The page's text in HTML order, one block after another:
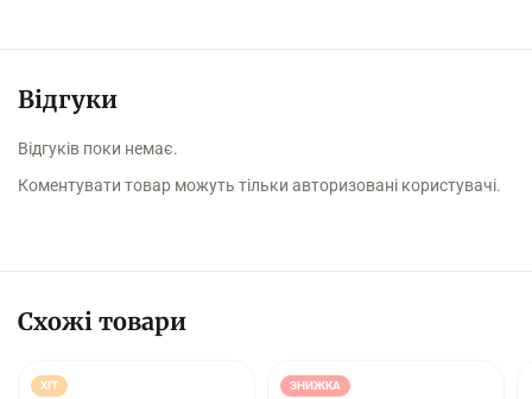
Відгуки
Відгуків поки немає.
Коментувати товар можуть тільки авторизовані користувачі.
Схожі товари
ХІТ ЗНИЖКА